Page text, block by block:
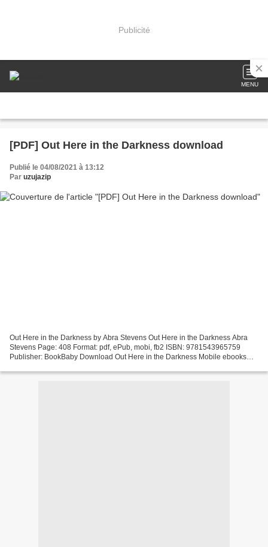
Publicité
MENU
[PDF] Out Here in the Darkness download
Publié le 04/08/2021 à 13:12
Par uzujazip
Out Here in the Darkness by Abra Stevens Out Here in the Darkness Abra
Stevens Page: 408 Format: pdf, ePub, mobi, fb2 ISBN: 9781543965759
Publisher: BookBaby Download Out Here in the Darkness Mobile ebooks